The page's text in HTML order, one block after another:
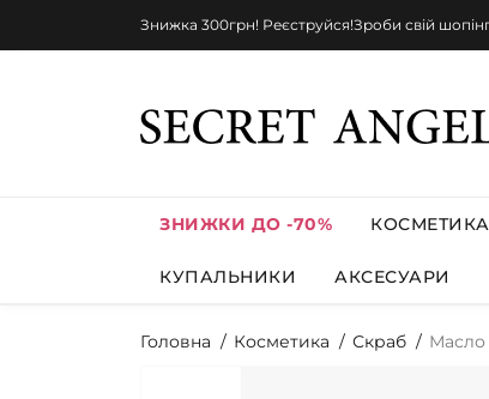
Знижка 300грн! Реєструйся!Зроби свій
ЗНИЖКИ ДО -70% КОСМЕТИКА
КУПАЛЬНИКИ АКСЕСУАРИ
Головна Косметика Скраб Масло